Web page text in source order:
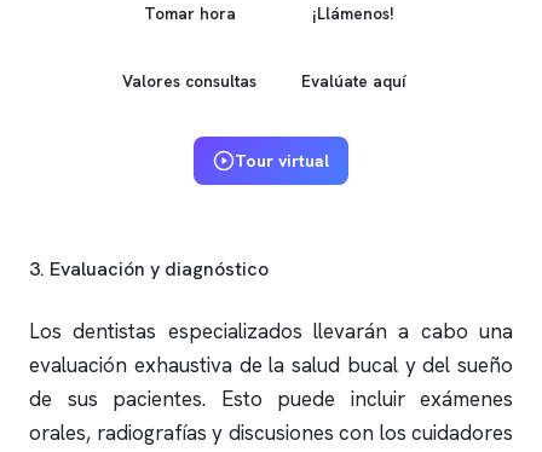
Tomar hora ¡Llámenos!
Valores consultas Evalúate aquí
Tour virtual
3. Evaluación y diagnóstico
Los dentistas especializados llevarán a cabo una
evaluación exhaustiva de la salud bucal y del sueño
de sus pacientes. Esto puede incluir exámenes
orales, radiografías y discusiones con los cuidadores